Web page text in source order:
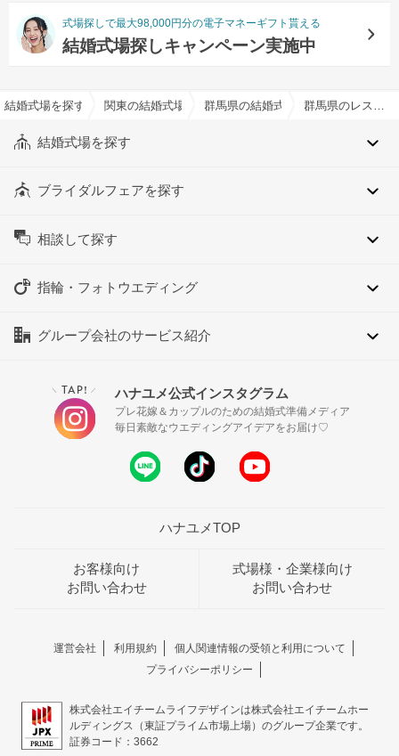
式場探しで最大98,000円分の電子マネーギフト貰える
結婚式場探しキャンペーン実施中
結婚式場を探すならハナユメ
関東の結婚式場 群馬県の結婚式場
結婚式場を探す
ブライダルフェアを探す
相談して探す
指輪・フォトウエディング
グループ会社のサービス紹介
＼ TAP! ／ ハナユメ公式インスタグラム
プレ花嫁＆カップルのための結婚式準備メディア
毎日素敵なウエディングアイデアをお届け♡
ハナユメTOP
お客様向け
お問い合わせ
式場様・企業様向け
お問い合わせ
運営会社 利用規約
個人関連情報の受領と利用について
プライバシーポリシー
株式会社エイチームライフデザインは株式会社エイチームホー
ルディングス（東証プライム市場上場）のグループ企業です。
証券コード：3662